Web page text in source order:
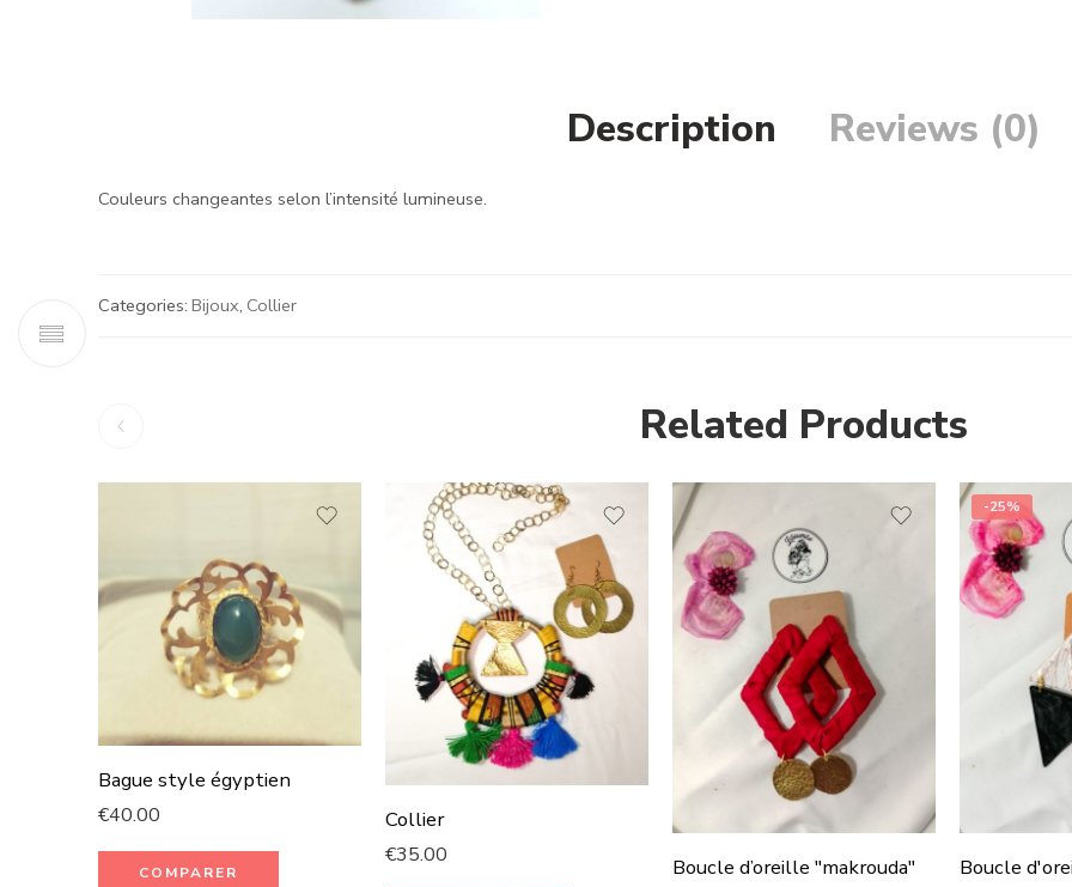
Description Reviews (0)
Couleurs changeantes selon l’intensité lumineuse.
Categories: Bijoux, Collier
Related Products
Bague style égyptien
€40.00
COMPARER
Collier
€35.00 Boucle d’oreille "makrouda"
-25%
Boucle